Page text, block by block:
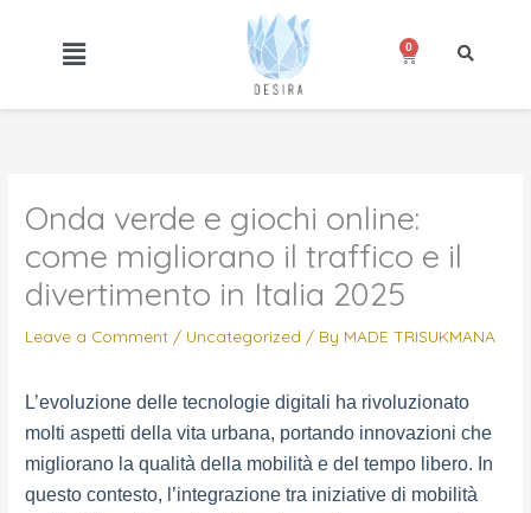
0
Cart
Onda verde e giochi online:
come migliorano il traffico e il
divertimento in Italia 2025
Leave a Comment / Uncategorized / By MADE TRISUKMANA
L’evoluzione delle tecnologie digitali ha rivoluzionato
molti aspetti della vita urbana, portando innovazioni che
migliorano la qualità della mobilità e del tempo libero. In
questo contesto, l’integrazione tra iniziative di mobilità